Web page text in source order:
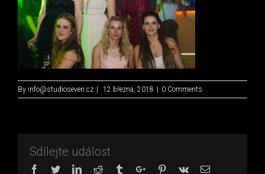
By info@studioseven.cz 12 března, 2018 0 Comments
Sdílejte událost
Facebook
TwitterLinkedinReddit TumblrGoogle+Pinterest
Vk Email